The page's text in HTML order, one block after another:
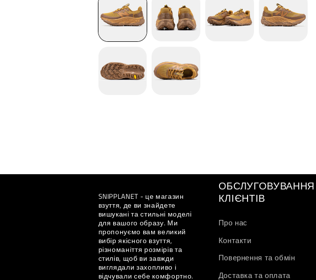
SNIPPLANET - це магазин
взуття, де ви знайдете
вишукані та стильні моделі
для вашого образу. Ми
пропонуємо вам великий
вибір якісного взуття,
різноманіття розмірів та
стилів, щоб ви завжди
виглядали захопливо і
відчували себе комфортно.
ОБСЛУГОВУВАННЯ
КЛІЄНТІВ
Про нас
Контакти
Повернення та обмін
Доставка та оплата